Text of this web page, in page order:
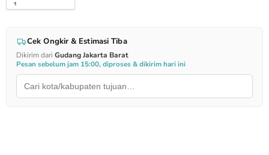
Cek Ongkir & Estimasi Tiba
Dikirim dari Gudang Jakarta Barat
Pesan sebelum jam 15:00, diproses & dikirim hari ini